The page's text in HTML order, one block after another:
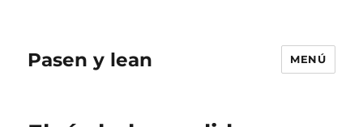
Pasen y lean MENÚ